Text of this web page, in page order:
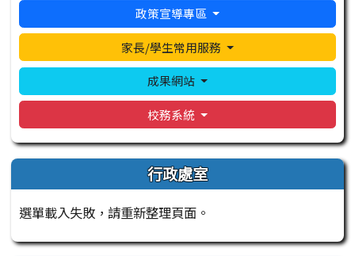
政策宣導專區
家長/學生常用服務
成果網站
校務系統
行政處室
選單載入失敗，請重新整理頁面。